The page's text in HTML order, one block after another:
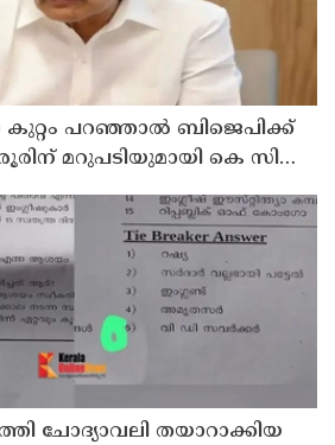
പറഞ്ഞാല്‍ ബിജെപിക്ക്
മറുപടിയുമായി കെ സി
ചോദ്യാവലി തയാറാക്കിയ